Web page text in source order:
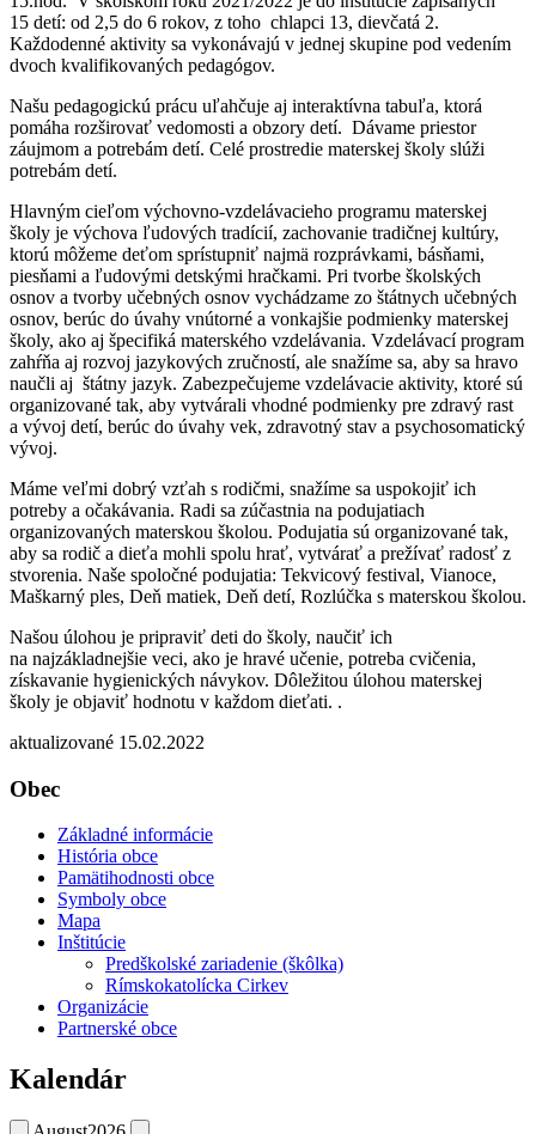
15 detí: od 2,5 do 6 rokov, z toho chlapci 13, dievčatá 2.
Každodenné aktivity sa vykonávajú v jednej skupine pod vedením
dvoch kvalifikovaných pedagógov.
Našu pedagogickú prácu uľahčuje aj interaktívna tabuľa, ktorá
pomáha rozširovať vedomosti a obzory detí. Dávame priestor
záujmom a potrebám detí. Celé prostredie materskej školy slúži
potrebám detí.
Hlavným cieľom výchovno-vzdelávacieho programu materskej
školy je výchova ľudových tradícií, zachovanie tradičnej kultúry,
ktorú môžeme deťom sprístupniť najmä rozprávkami, básňami,
piesňami a ľudovými detskými hračkami. Pri tvorbe školských
osnov a tvorby učebných osnov vychádzame zo štátnych učebných
osnov, berúc do úvahy vnútorné a vonkajšie podmienky materskej
školy, ako aj špecifiká materského vzdelávania. Vzdelávací program
zahŕňa aj rozvoj jazykových zručností, ale snažíme sa, aby sa hravo
naučli aj štátny jazyk. Zabezpečujeme vzdelávacie aktivity, ktoré sú
organizované tak, aby vytvárali vhodné podmienky pre zdravý rast
a vývoj detí, berúc do úvahy vek, zdravotný stav a psychosomatický
vývoj.
Máme veľmi dobrý vzťah s rodičmi, snažíme sa uspokojiť ich
potreby a očakávania. Radi sa zúčastnia na podujatiach
organizovaných materskou školou. Podujatia sú organizované tak,
aby sa rodič a dieťa mohli spolu hrať, vytvárať a prežívať radosť z
stvorenia. Naše spoločné podujatia: Tekvicový festival, Vianoce,
Maškarný ples, Deň matiek, Deň detí, Rozlúčka s materskou školou.
Našou úlohou je pripraviť deti do školy, naučiť ich
na najzákladnejšie veci, ako je hravé učenie, potreba cvičenia,
získavanie hygienických návykov. Dôležitou úlohou materskej
školy je objaviť hodnotu v každom dieťati. .
aktualizované 15.02.2022
Obec
Základné informácie
História obce
Pamätihodnosti obce
Symboly obce
Mapa
Inštitúcie
Predškolské zariadenie (škôlka)
Rímskokatolícka Cirkev
Organizácie
Partnerské obce
Kalendár